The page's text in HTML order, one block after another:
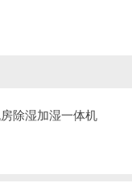
除湿加湿一体机